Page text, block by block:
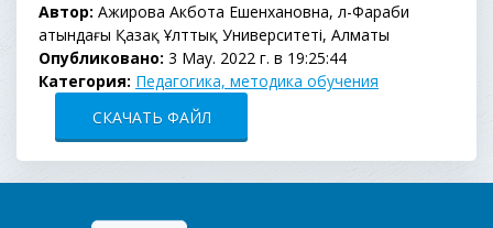
Автор: Ажирова Акбота Ешенхановна, әл-Фараби
атындағы Қазақ Ұлттық Университеті, Алматы
Опубликовано: 3 May. 2022 г. в 19:25:44
Категория: Педагогика, методика обучения
СКАЧАТЬ ФАЙЛ